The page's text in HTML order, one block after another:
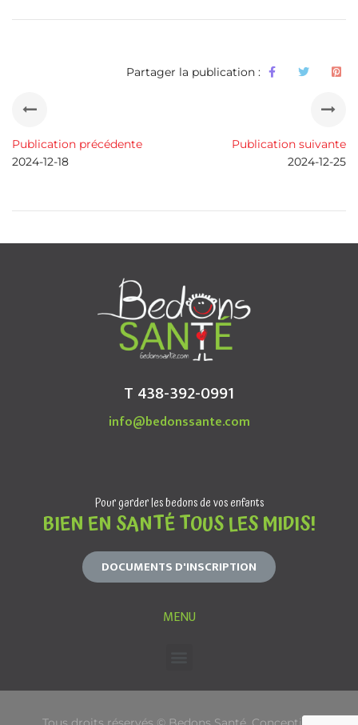
Partager la publication :
Publication précédente
2024-12-18
Publication suivante
2024-12-25
T 438-392-0991
info@bedonssante.com
Pour garder les bedons de vos enfants
BIEN EN SANTÉ TOUS LES MIDIS!
DOCUMENTS D'INSCRIPTION
MENU